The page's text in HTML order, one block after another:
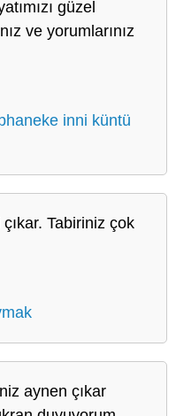
güzel
ve yorumlarınız
inni küntü
Tabiriniz çok
aynen çıkar